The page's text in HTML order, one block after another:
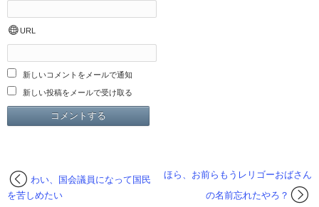
URL
新しいコメントをメールで通知
新しい投稿をメールで受け取る
ほら、お前らもうレリゴーおばさん
の名前忘れたやろ？
わい、国会議員になって国民
を苦しめたい